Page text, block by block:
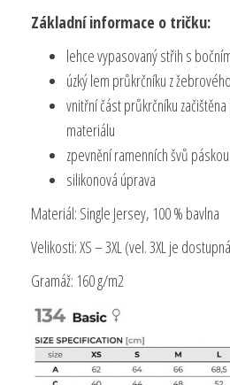
Základní informace o tričku:
lehce vypasovaný střih s
úzký lem průkrčníku z
vnitřní část průkrčníku
materiálu
zpevnění ramenních švů páskou
silikonová úprava
Materiál: Single Jersey, 100 % bavlna
Velikosti: XS – 3XL (vel. 3XL je
Gramáž: 160 g/m2